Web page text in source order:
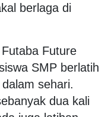
berlaga di
Future
SMP berlatih
sehari.
dua kali